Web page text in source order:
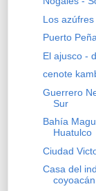
Los
Puerto
El ajusco -
cenote
Guerrero
Sur
Bahía
Huatulco
Ciudad
Casa del